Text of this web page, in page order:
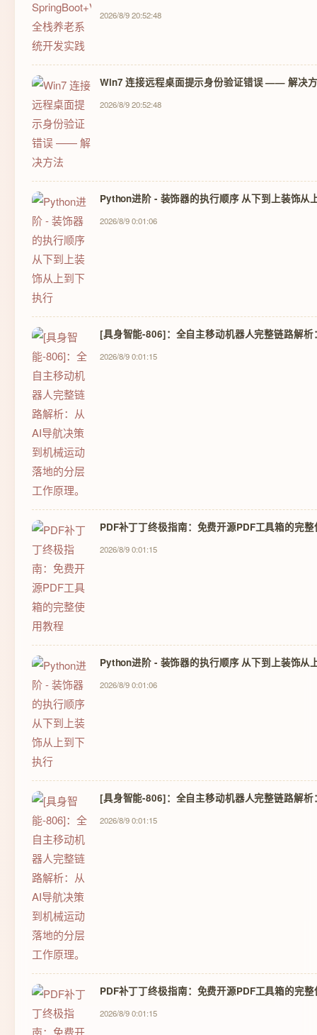
2026/8/9 20:52:48
Win7 连接远程桌面提示身份验证错误 —— 解决
2026/8/9 20:52:48
Python进阶 - 装饰器的执行顺序 从下到上装饰从
2026/8/9 0:01:06
[具身智能-806]：全自主移动机器人完整链路解
2026/8/9 0:01:15
PDF补丁丁终极指南：免费开源PDF工具箱的完
2026/8/9 0:01:15
Python进阶 - 装饰器的执行顺序 从下到上装饰从
2026/8/9 0:01:06
[具身智能-806]：全自主移动机器人完整链路解
2026/8/9 0:01:15
PDF补丁丁终极指南：免费开源PDF工具箱的完
2026/8/9 0:01:15